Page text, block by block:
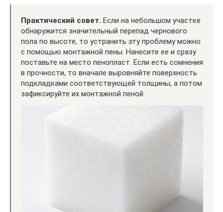
Практический совет. Если на небольшом участке
обнаружится значительный перепад чернового
пола по высоте, то устранить эту проблему можно
с помощью монтажной пены. Нанесите ее и сразу
поставьте на место пенопласт. Если есть сомнения
в прочности, то вначале выровняйте поверхность
подкладками соответствующей толщины, а потом
зафиксируйте их монтажной пеной.